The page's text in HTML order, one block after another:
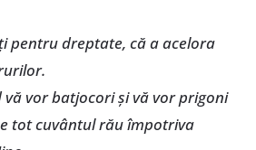
pentru dreptate, că a acelora
vor batjocori şi vă vor prigoni
tot cuvântul rău împotriva